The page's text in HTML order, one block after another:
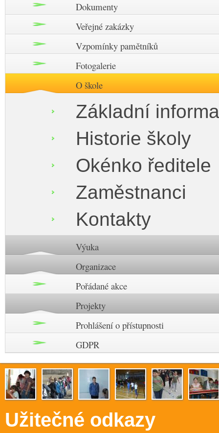
Dokumenty
Veřejné zakázky
Vzpomínky pamětníků
Fotogalerie
O škole
Základní
Historie školy
Okénko ředitele
Zaměstnanci
Kontakty
Výuka
Organizace
Pořádané akce
Projekty
Prohlášení o přístupnosti
GDPR
Užitečné odkazy